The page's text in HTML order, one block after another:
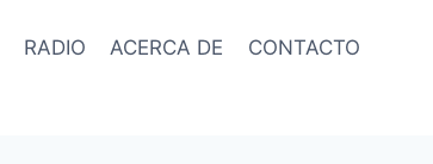
RADIO ACERCA DE CONTACTO